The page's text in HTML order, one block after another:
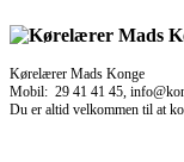
Kørelærer Mads Konge
Mobil: 29 41 41 45,
Du er altid velkommen til at